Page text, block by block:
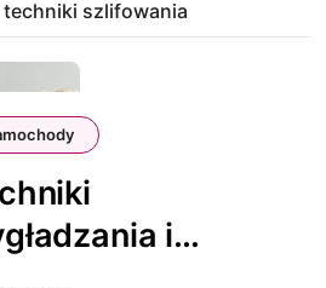
techniki szlifowania
i